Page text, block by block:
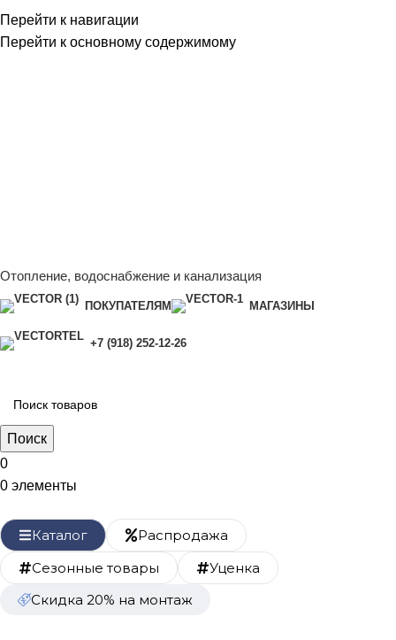
Перейти к навигации
Перейти к основному содержимому
Отопление, водоснабжение и канализация
ПОКУПАТЕЛЯМ МАГАЗИНЫ
+7 (918) 252-12-26
Поиск
0
0 элементы
Каталог
Распродажа
Сезонные товары
Уценка
Скидка 20% на монтаж